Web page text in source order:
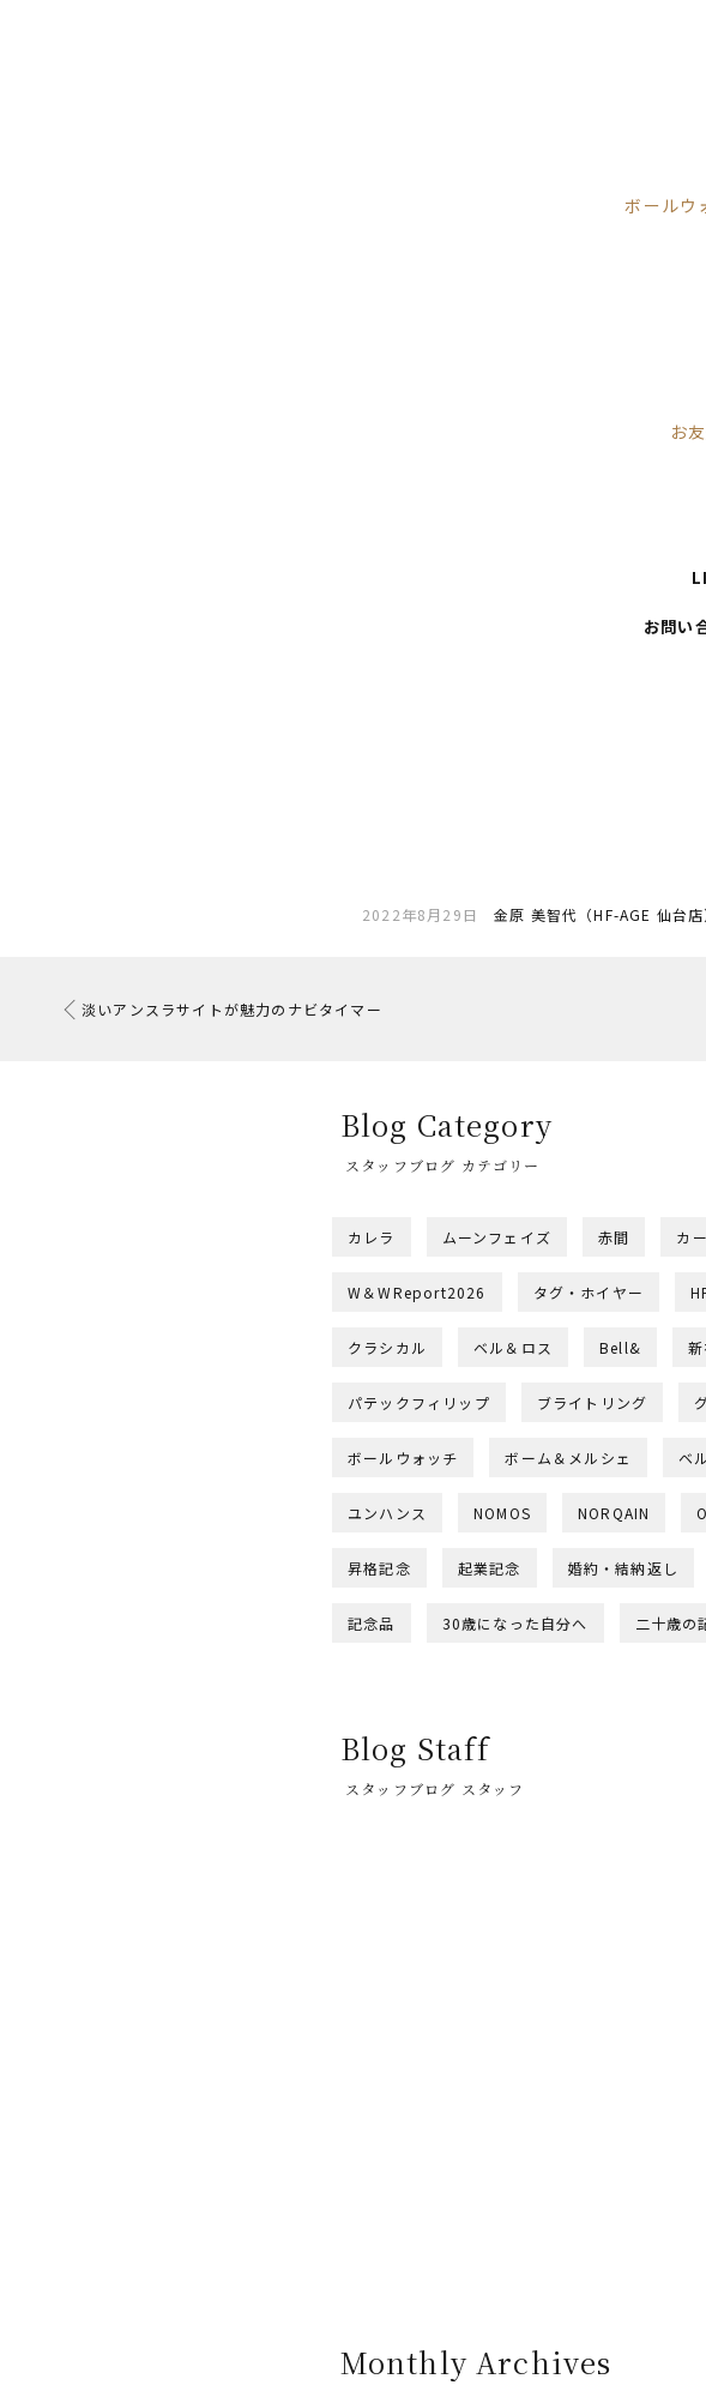
ボールウ
お
お問い
2022年8月29日 金原 美智代（HF-AGE 仙台店
淡いアンスラサイトが魅力のナビタイマー
Blog Category
スタッフブログ カテゴリー
カレラ ムーンフェイズ 赤間 カ
W＆WReport2026 タグ・ホイヤー
クラシカル ベル＆ロス Bell&
パテックフィリップ ブライトリング
ボールウォッチ ボーム＆メルシェ ベ
ユンハンス NOMOS NORQAIN
昇格記念 起業記念 婚約・結納返し
記念品 30歳になった自分へ 二十歳の
Blog Staff
スタッフブログ スタッフ
Monthly Archives